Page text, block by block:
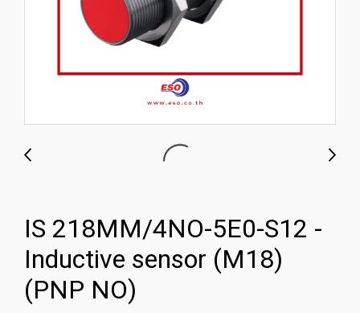
IS 218MM/4NO-5E0-S12 -
Inductive sensor (M18)
(PNP NO)